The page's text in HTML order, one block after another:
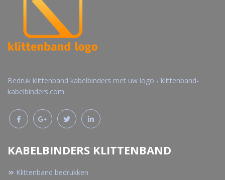
Bedruk klittenband kabelbinders met uw logo - klittenband-
kabelbinders.com
KABELBINDERS KLITTENBAND
Klittenband bedrukken